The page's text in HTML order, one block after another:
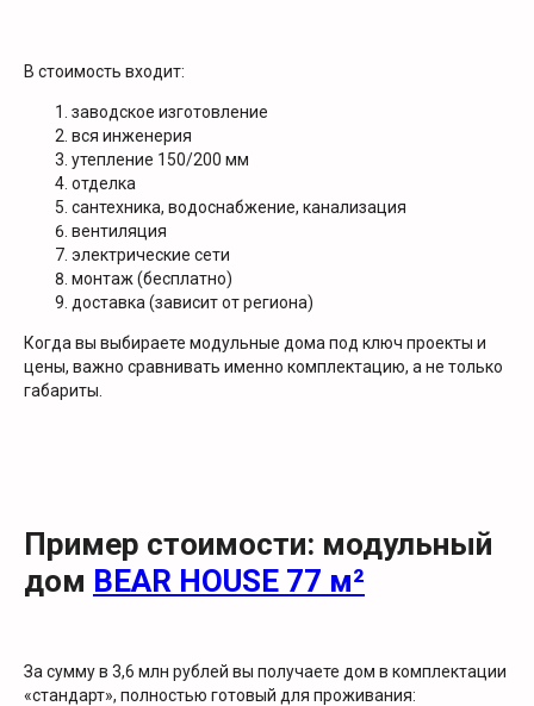
В стоимость входит:
заводское изготовление
вся инженерия
утепление 150/200 мм
отделка
сантехника, водоснабжение, канализация
вентиляция
электрические сети
монтаж (бесплатно)
доставка (зависит от региона)
Когда вы выбираете модульные дома под ключ проекты и
цены, важно сравнивать именно комплектацию, а не только
габариты.
Пример стоимости: модульный
дом BEAR HOUSE 77 м²
За сумму в 3,6 млн рублей вы получаете дом в комплектации
«стандарт», полностью готовый для проживания: